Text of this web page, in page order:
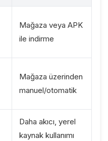
Mağaza veya APK
ile indirme
Mağaza üzerinden
manuel/otomatik
Daha akıcı, yerel
kaynak kullanımı